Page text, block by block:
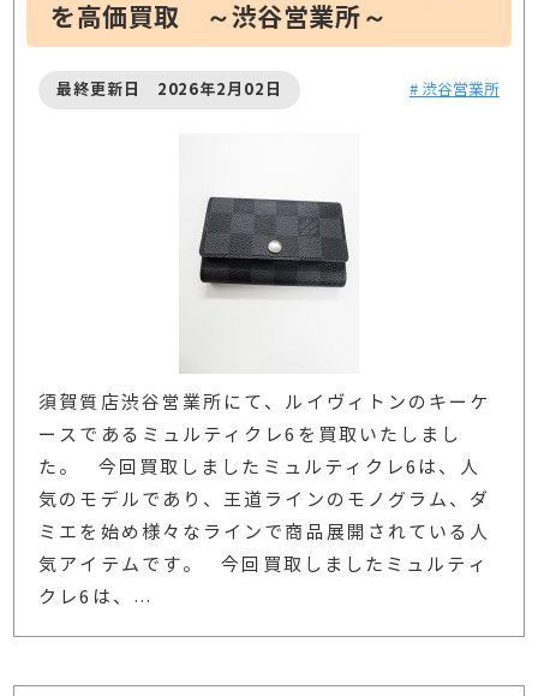
を高価買取 ～渋谷営業所～
最終更新日 2026年2月02日 # 渋谷営業所
須賀質店渋谷営業所にて、ルイヴィトンのキーケ
ースであるミュルティクレ6を買取いたしまし
た。 今回買取しましたミュルティクレ6は、人
気のモデルであり、王道ラインのモノグラム、ダ
ミエを始め様々なラインで商品展開されている人
気アイテムです。 今回買取しましたミュルティ
クレ6は、 …